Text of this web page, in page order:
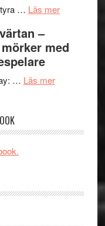
teater
´s
rolig
spännande
Chan
… Läs merom
valet
kan
–
med
… Läs merom
serie:
om